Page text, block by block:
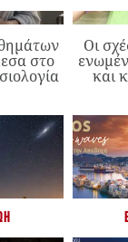
στο
Οι
και